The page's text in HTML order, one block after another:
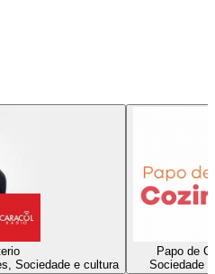
Sociedade e cultura
Papo de
Sociedade